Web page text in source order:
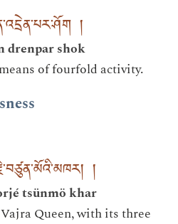
།
drenpar shok
of fourfold activity.
།
tsünmö khar
Queen, with its three